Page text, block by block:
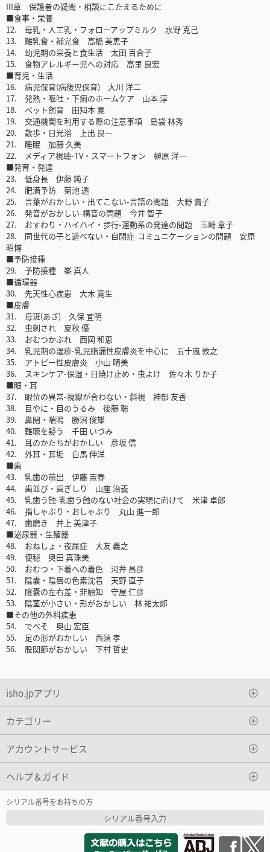
III章 保護者の疑問・相談にこたえるために
■食事・栄養
12. 母乳・人工乳・フォローアップミルク 水野 克己
13. 離乳食・補完食 高橋 美恵子
14. 幼児期の栄養と食生活 太田 百合子
15. 食物アレルギー児への対応 高里 良宏
■育児・生活
16. 病児保育(病後児保育) 大川 洋二
17. 発熱・嘔吐・下痢のホームケア 山本 淳
18. ペット飼育 田知本 寛
19. 交通機関を利用する際の注意事項 島袋 林秀
20. 散歩・日光浴 上出 良一
21. 睡眠 加藤 久美
22. メディア視聴-TV・スマートフォン 榊原 洋一
■発育・発達
23. 低身長 伊藤 純子
24. 肥満予防 菊池 透
25. 言葉がおかしい・出てこない-言語の問題 大野 貴子
26. 発音がおかしい-構音の問題 今井 智子
27. おすわり・ハイハイ・歩行-運動系の発達の問題 玉崎 章子
28. 同世代の子と遊べない・自閉症-コミュニケーションの問題 安原
昭博
■予防接種
29. 予防接種 峯 真人
■循環器
30. 先天性心疾患 大木 寛生
■皮膚
31. 母斑(あざ) 久保 宜明
32. 虫刺され 夏秋 優
33. おむつかぶれ 西岡 和恵
34. 乳児期の湿疹-乳児脂漏性皮膚炎を中心に 五十嵐 敦之
35. アトピー性皮膚炎 小山 晴美
36. スキンケア-保湿・日焼け止め・虫よけ 佐々木 りか子
■眼・耳
37. 眼位の異常-視線が合わない・斜視 神部 友香
38. 目やに・目のうるみ 後藤 聡
39. 鼻閉・喘鳴 勝沼 俊雄
40. 難聴を疑う 千田 いづみ
41. 耳のかたちがおかしい 彦坂 信
42. 外耳・耳垢 白馬 伸洋
■歯
43. 乳歯の萌出 伊藤 憲春
44. 歯並び・歯ぎしり 山座 治義
45. 乳歯う蝕-乳歯う蝕のない社会の実現に向けて 米津 卓郎
46. 指しゃぶり・おしゃぶり 丸山 進一郎
47. 歯磨き 井上 美津子
■泌尿器・生殖器
48. おねしょ・夜尿症 大友 義之
49. 便秘 奥田 真珠美
50. おむつ・下着への着色 河井 昌彦
51. 陰嚢・陰唇の色素沈着 天野 直子
52. 陰嚢の左右差・非触知 守屋 仁彦
53. 陰茎が小さい・形がおかしい 林 祐太郎
■その他の外科疾患
54. でべそ 奥山 宏臣
55. 足の形がおかしい 西須 孝
56. 股関節がおかしい 下村 哲史
isho.jpアプリ
カテゴリー
アカウントサービス
ヘルプ＆ガイド
シリアル番号をお持ちの方
シリアル番号入力